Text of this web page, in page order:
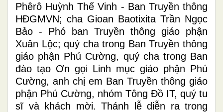
Phêrô Huỳnh Thế Vinh - Ban Truyền thông
HĐGMVN; cha Gioan Baotixita Trần Ngọc
Bảo - Phó ban Truyền thông giáo phận
Xuân Lộc; quý cha trong Ban Truyền thông
giáo phận Phú Cường, quý cha trong Ban
đào tạo Ơn gọi Linh mục giáo phận Phú
Cường, anh chị em Ban Truyền thông giáo
phận Phú Cường, nhóm Tông Đồ IT, quý tu
sĩ và khách mời. Thánh lễ diễn ra trong